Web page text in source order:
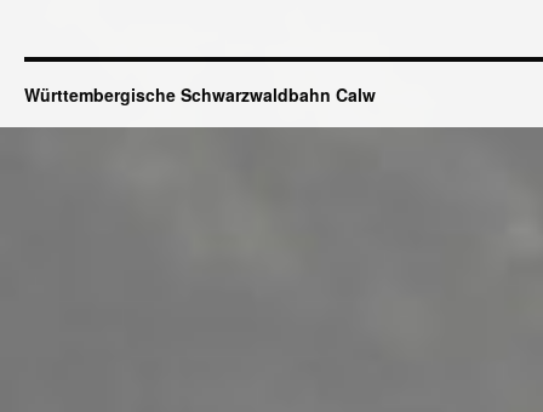
Württembergische Schwarzwaldbahn Calw